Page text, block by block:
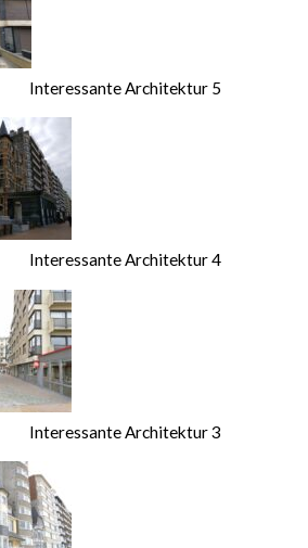
Interessante Architektur 5
Interessante Architektur 4
Interessante Architektur 3